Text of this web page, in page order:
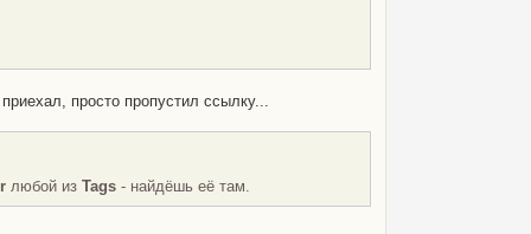
просто пропустил ссылку...
любой из Tags- найдёшь её там.